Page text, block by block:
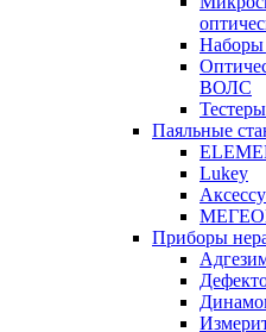
Наборы
ВОЛС
Паяльные
Lukey
Приборы